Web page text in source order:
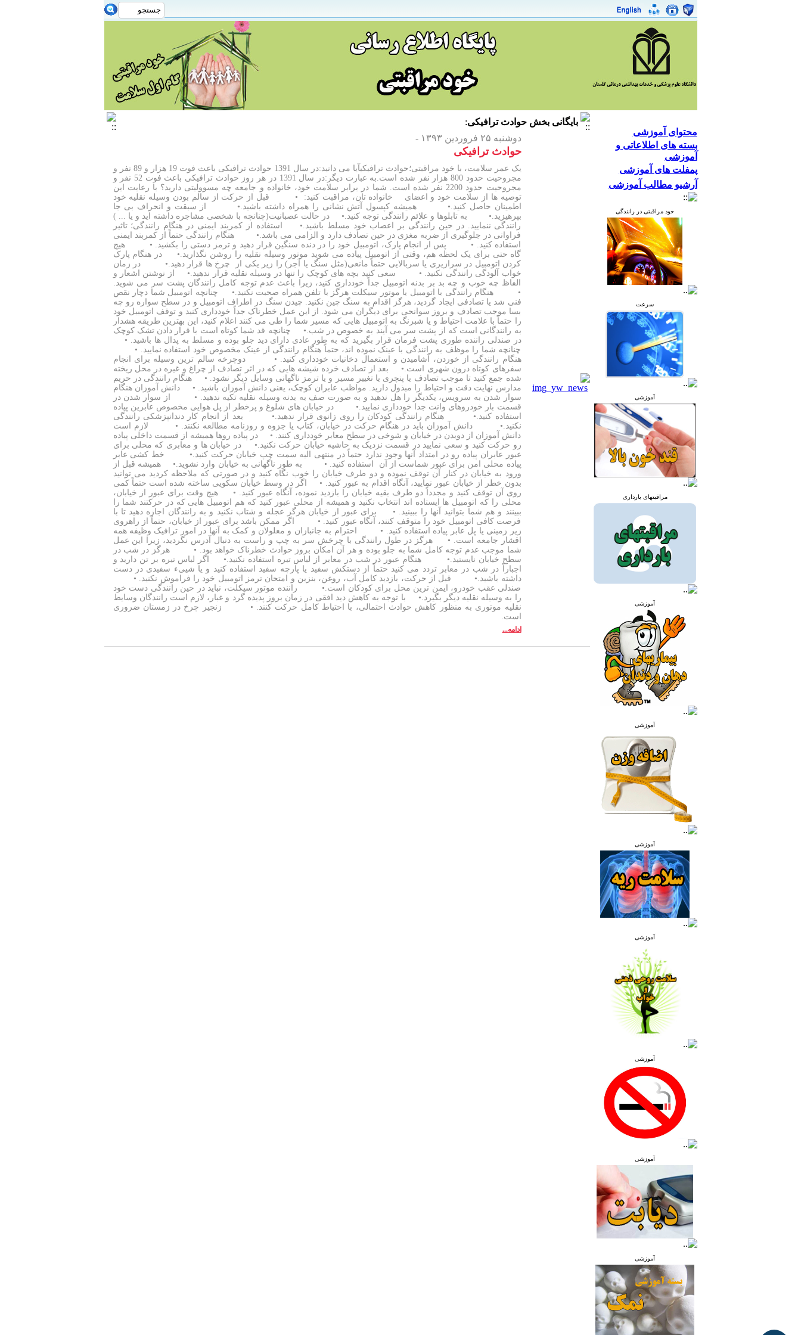
محتوای آموزشی
بسته های اطلاعاتی و
آموزشی
پمفلت های آموزشی
آرشیو مطالب آموزشی
خود مراقبتی در رانندگی
سرعت
آموزشی
مراقبتهای بارداری
آموزشی
آموزشی
آموزشی
آموزشی
آموزشی
آموزشی
آموزشی
بایگانی بخشحوادث ترافیکی:
دوشنبه ۲۵ فروردین ۱۳۹۳ -
حوادث ترافیکی
یک عمر سلامت، با خود مراقبتی؛حوادث ترافیکیآیا می دانید:در سال 1391 حوادث ترافیکی باعث فوت 19 هزار و 89 نفر و
مجروحیت حدود 800 هزار نفر شده است.به عبارت دیگر:در سال 1391 در هر روز حوادث ترافیکی باعث فوت 52 نفر و
مجروحیت حدود 2200 نفر شده است. شما در برابر سلامت خود، خانواده و جامعه چه مسوولیتی دارید؟ با رعایت این
توصیه ها از سلامت خود و اعضای خانواده تان، مراقبت کنید: • قبل از حرکت از سالم بودن وسیله نقلیه خود
اطمینان حاصل کنید.• همیشه کپسول آتش نشانی را همراه داشته باشید.• از سبقت و انحراف بی جا
بپرهیزید.• به تابلوها و علائم رانندگی توجه کنید.• در حالت عصبانیت(چنانچه با شخصی مشاجره داشته اید و یا ... )
رانندگی ننمایید. در حین رانندگی بر اعصاب خود مسلط باشید.• استفاده از کمربند ایمنی در هنگام رانندگی؛ تاثیر
فراوانی در جلوگیری از ضربه مغزی در حین تصادف دارد و الزامی می باشد.• هنگام رانندگی حتماً از کمربند ایمنی
استفاده کنید. • پس از انجام پارک، اتومبیل خود را در دنده سنگین قرار دهید و ترمز دستی را بکشید. • هیچ
گاه حتی برای یک لحظه هم، وقتی از اتومبیل پیاده می شوید موتور وسیله نقلیه را روشن نگذارید.• در هنگام پارک
کردن اتومبیل در سرازیری یا سربالایی حتماً مانعی(مثل سنگ یا آجر) را زیر یکی از چرخ ها قرار دهید.• در زمان
خواب آلودگی رانندگی نکنید. • سعی کنید بچه های کوچک را تنها در وسیله نقلیه قرار ندهید.• از نوشتن اشعار و
الفاظ چه خوب و چه بد بر بدنه اتومبیل جداً خودداری کنید، زیرا باعث عدم توجه کامل رانندگان پشت سر می شوید.
• هنگام رانندگی با اتومبیل یا موتور سیکلت هرگز با تلفن همراه صحبت نکنید.• چنانچه اتومبیل شما دچار نقص
فنی شد یا تصادفی ایجاد گردید، هرگز اقدام به سنگ چین نکنید. چیدن سنگ در اطراف اتومبیل و در سطح سواره رو چه
بسا موجب تصادف و بروز سوانحی برای دیگران می شود. از این عمل خطرناک جداً خودداری کنید و توقف اتومبیل خود
را حتماً با علامت احتیاط و یا شبرنگ به اتومبیل هایی که مسیر شما را طی می کنند اعلام کنید، این بهترین طریقه هشدار
به رانندگانی است که از پشت سر می آیند به خصوص در شب.• چنانچه قد شما کوتاه است با قرار دادن تشک کوچک
در صندلی راننده طوری پشت فرمان قرار بگیرید که به طور عادی دارای دید جلو بوده و مسلط به پدال ها باشید. •
چنانچه شما را موظف به رانندگی با عینک نموده اند، حتماً هنگام رانندگی از عینک مخصوص خود استفاده نمایید. •
هنگام رانندگی از خوردن، آشامیدن و استعمال دخانیات خودداری کنید. • دوچرخه سالم ترین وسیله برای انجام
سفرهای کوتاه درون شهری است.• بعد از تصادف خرده شیشه هایی که در اثر تصادف از چراغ و غیره در محل ریخته
شده جمع کنید تا موجب تصادف یا پنچری یا تغییر مسیر و یا ترمز ناگهانی وسایل دیگر نشود. • هنگام رانندگی در حریم
مدارس نهایت دقت و احتیاط را مبذول دارید. مواظب عابران کوچک، یعنی دانش آموزان باشید. • دانش آموزان هنگام
سوار شدن به سرویس، یکدیگر را هل ندهید و به صورت صف به بدنه وسیله نقلیه تکیه ندهید. • از سوار شدن در
قسمت بار خودروهای وانت جدا خودداری نمایید.• در خیابان های شلوغ و پرخطر از پل هوایی مخصوص عابرین پیاده
استفاده کنید.• هنگام رانندگی کودکان را روی زانوی قرار ندهید.• بعد از انجام کار دندانپزشکی رانندگی
نکنید.• دانش آموزان باید در هنگام حرکت در خیابان، کتاب یا جزوه و روزنامه مطالعه نکنند. • لازم است
دانش آموزان از دویدن در خیابان و شوخی در سطح معابر خودداری کنند. • در پیاده روها همیشه از قسمت داخلی پیاده
رو حرکت کنید و سعی نمایید در قسمت نزدیک به حاشیه خیابان حرکت نکنید.• در خیابان ها و معابری که محلی برای
عبور عابران پیاده رو در امتداد آنها وجود ندارد حتماً در منتهی الیه سمت چپ خیابان حرکت کنید.• خط کشی عابر
پیاده محلی امن برای عبور شماست از آن استفاده کنید. • به طور ناگهانی به خیابان وارد نشوید.• همیشه قبل از
ورود به خیابان در کنار آن توقف نموده و دو طرف خیابان را خوب نگاه کنید و در صورتی که ملاحظه کردید می توانید
بدون خطر از خیابان عبور نمایید، آنگاه اقدام به عبور کنید. • اگر در وسط خیابان سکویی ساخته شده است حتماً کمی
روی آن توقف کنید و مجدداً دو طرف بقیه خیابان را بازدید نموده، آنگاه عبور کنید. • هیچ وقت برای عبور از خیابان،
محلی را که اتومبیل ها ایستاده اند انتخاب نکنید و همیشه از محلی عبور کنید که هم اتومبیل هایی که در حرکتند شما را
ببینند و هم شما بتوانید آنها را ببینید. • برای عبور از خیابان هرگز عجله و شتاب نکنید و به رانندگان اجازه دهید تا با
فرصت کافی اتومبیل خود را متوقف کنند، آنگاه عبور کنید. • اگر ممکن باشد برای عبور از خیابان، حتماً از راهروی
زیر زمینی یا پل عابر پیاده استفاده کنید. • احترام به جانبازان و معلولان و کمک به آنها در امور ترافیک وظیفه همه
اقشار جامعه است. • هرگز در طول رانندگی با چرخش سر به چپ و راست به دنبال آدرس نگردید، زیرا این عمل
شما موجب عدم توجه کامل شما به جلو بوده و هر آن امکان بروز حوادث خطرناک خواهد بود. • هرگز در شب در
سطح خیابان نایستید.• هنگام عبور در شب در معابر از لباس تیره استفاده نکنید.• اگر لباس تیره بر تن دارید و
اجباراً در شب در معابر تردد می کنید حتماً از دستکش سفید یا پارچه سفید استفاده کنید و یا شییء سفیدی در دست
داشته باشید.• قبل از حرکت، بازدید کامل آب، روغن، بنزین و امتحان ترمز اتومبیل خود را فراموش نکنید. •
صندلی عقب خودرو، ایمن ترین محل برای کودکان است.• راننده موتور سیکلت، نباید در حین رانندگی دست خود
را به وسیله نقلیه دیگر بگیرد.• با توجه به کاهش دید افقی در زمان بروز پدیده گرد و غبار، لازم است رانندگان وسایط
نقلیه موتوری به منظور کاهش حوادث احتمالی، با احتیاط کامل حرکت کنند. • زنجیر چرخ در زمستان ضروری
است.
ادامه...